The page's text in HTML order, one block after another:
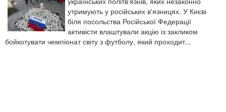
утримують у російських в'язницях. У Києві
біля посольства Російської Федерації
активісти влаштували акцію із закликом
бойкотувати чемпіонат світу з футболу, який проходит...